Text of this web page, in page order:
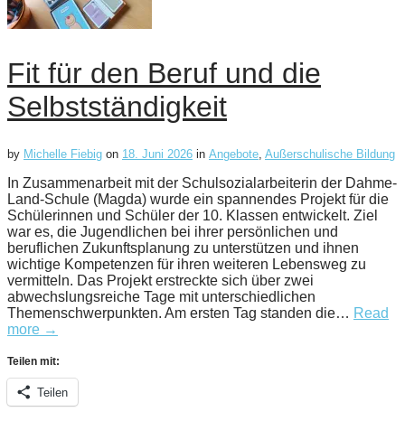
Fit für den Beruf und die
Selbstständigkeit
by Michelle Fiebig on 18. Juni 2026 in Angebote, Außerschulische Bildung
In Zusammenarbeit mit der Schulsozialarbeiterin der Dahme-
Land-Schule (Magda) wurde ein spannendes Projekt für die
Schülerinnen und Schüler der 10. Klassen entwickelt. Ziel
war es, die Jugendlichen bei ihrer persönlichen und
beruflichen Zukunftsplanung zu unterstützen und ihnen
wichtige Kompetenzen für ihren weiteren Lebensweg zu
vermitteln. Das Projekt erstreckte sich über zwei
abwechslungsreiche Tage mit unterschiedlichen
Themenschwerpunkten. Am ersten Tag standen die… Read
more →
Teilen mit:
Teilen